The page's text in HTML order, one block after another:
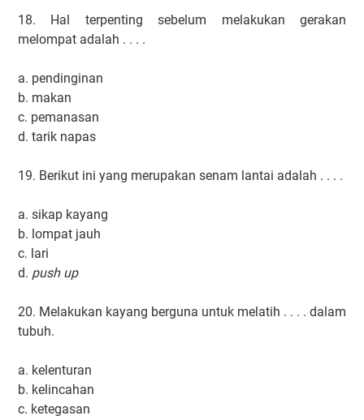
18. Hal terpenting sebelum melakukan gerakan
melompat adalah . . . .
a. pendinginan
b. makan
c. pemanasan
d. tarik napas
19. Berikut ini yang merupakan senam lantai adalah . . . .
a. sikap kayang
b. lompat jauh
c. lari
d. push up
20. Melakukan kayang berguna untuk melatih . . . . dalam
tubuh.
a. kelenturan
b. kelincahan
c. ketegasan